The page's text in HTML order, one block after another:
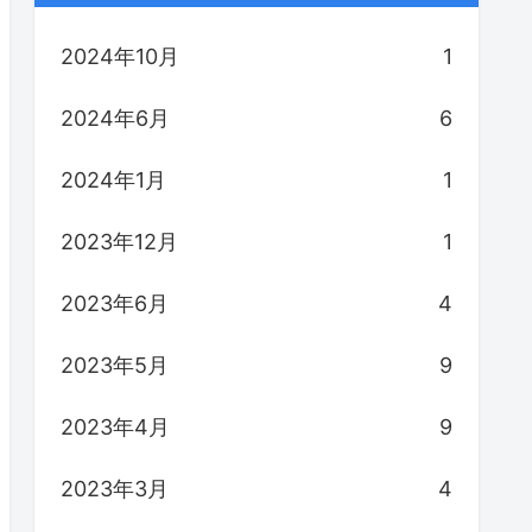
2024年10月 1
2024年6月 6
2024年1月 1
2023年12月 1
2023年6月 4
2023年5月 9
2023年4月 9
2023年3月 4